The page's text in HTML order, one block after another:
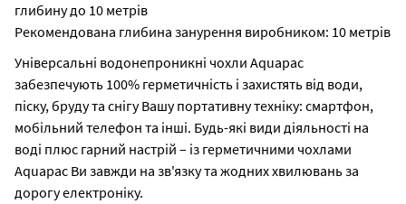
глибину до 10 метрів
Рекомендована глибина занурення виробником: 10 метрів
Універсальні водонепроникні чохли Aquapac
забезпечують 100% герметичність і захистять від води,
піску, бруду та снігу Вашу портативну техніку: смартфон,
мобільний телефон та інші. Будь-які види діяльності на
воді плюс гарний настрій – із герметичними чохлами
Aquapac Ви завжди на зв'язку та жодних хвилювань за
дорогу електроніку.